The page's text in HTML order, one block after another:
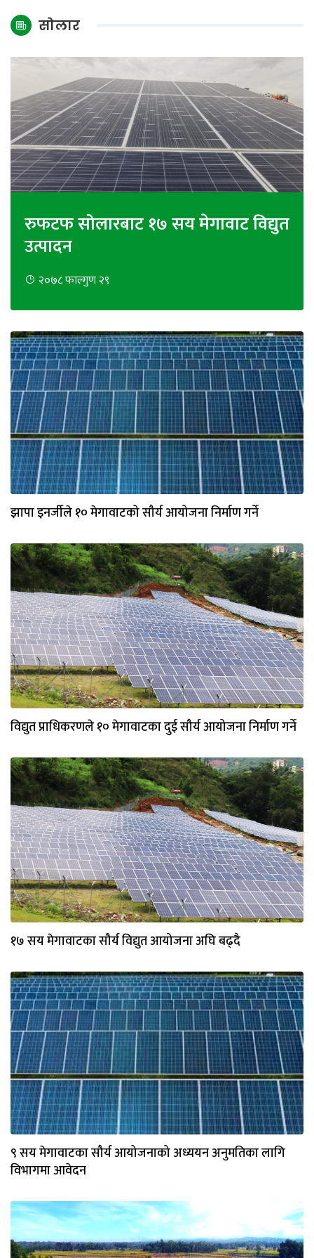
जलवायु
दक्षता
उहिलेकाे
खबर
हरित
हाइड्रोजन
इभी
सम्पादकीय
बैंक
पर्यटन
भिडियो
छापा
खोज
प्रोफाइल
ऊर्जा
विशेष
सोलार
रुफटफ सोलारबाट १७ सय मेगावाट विद्युत
उत्पादन
२०७८ फाल्गुण २९
झापा इनर्जीले १० मेगावाटको सौर्य आयोजना निर्माण गर्ने
विद्युत प्राधिकरणले १० मेगावाटका दुई सौर्य आयोजना निर्माण गर्ने
१७ सय मेगावाटका सौर्य विद्युत आयोजना अघि बढ्दै
९ सय मेगावाटका सौर्य आयोजनाको अध्ययन अनुमतिका लागि
विभागमा आवेदन